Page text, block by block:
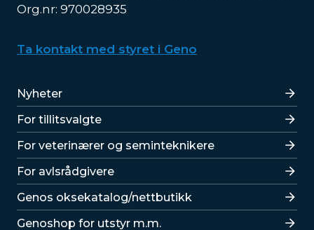
Org.nr: 970028935
Ta kontakt med styret i Geno
Lenker
Nyheter
For tillitsvalgte
For veterinærer og seminteknikere
For avlsrådgivere
Lenker
Genos oksekatalog/nettbutikk
Genoshop for utstyr m.m.